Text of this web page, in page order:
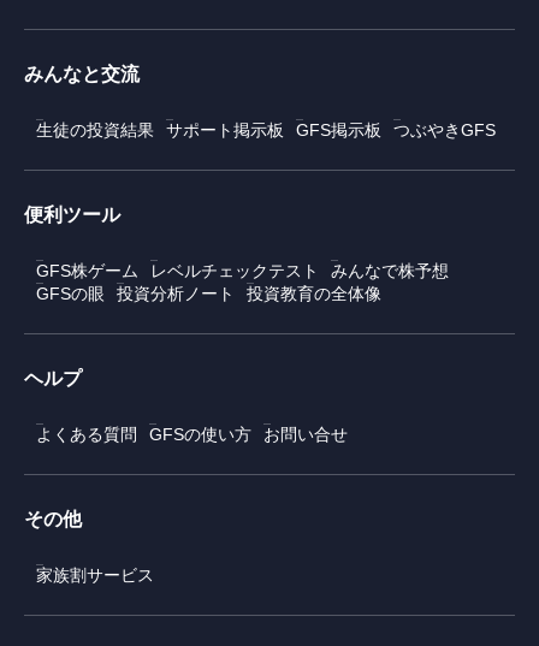
みんなと交流
生徒の投資結果 サポート掲示板 GFS掲示板 つぶやきGFS
便利ツール
GFS株ゲーム レベルチェックテスト
みんなで株予想
GFSの眼
投資分析ノート 投資教育の全体像
ヘルプ
よくある質問 GFSの使い方 お問い合せ
その他
家族割サービス